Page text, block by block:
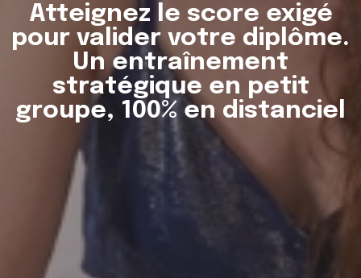
Atteignez le score exigé
pour valider votre diplôme.
Un entraînement
stratégique en petit
groupe, 100% en distanciel